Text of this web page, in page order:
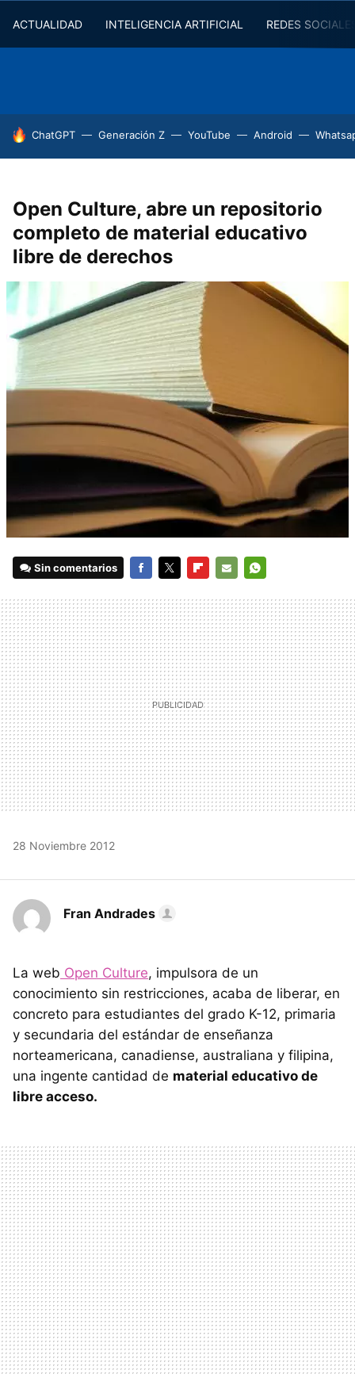
ACTUALIDAD INTELIGENCIA ARTIFICIAL REDES
HOY SE HABLA DE
ChatGPT Generación Z YouTube Android
Open Culture, abre un repositorio
completo de material educativo
libre de derechos
Sin comentarios
MAIL
28 Noviembre 2012
Fran Andrades
La web Open Culture, impulsora de un
conocimiento sin restricciones, acaba de liberar, en
concreto para estudiantes del grado K-12, primaria
y secundaria del estándar de enseñanza
norteamericana, canadiense, australiana y filipina,
una ingente cantidad de material educativo de
libre acceso.